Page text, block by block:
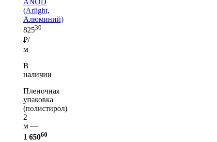
(Arlight,
Алюминий)
82530
₽/
м
В
наличии
Пленочная
упаковка
(полистирол)
2
м —
1 65060